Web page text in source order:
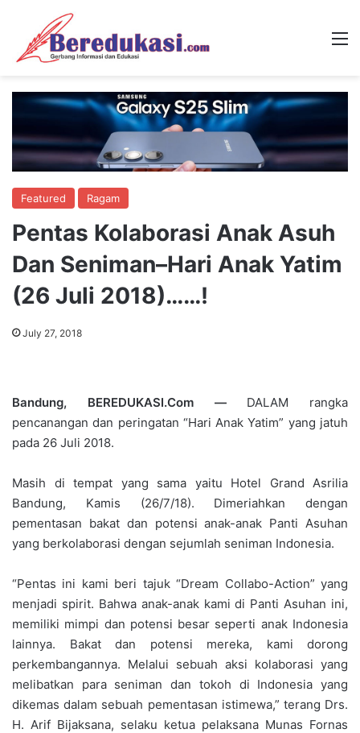
Featured Ragam
Pentas Kolaborasi Anak Asuh
Dan Seniman–Hari Anak Yatim
(26 Juli 2018)……!
July 27, 2018
Bandung, BEREDUKASI.Com —DALAM rangka
pencanangan dan peringatan “Hari Anak Yatim” yang jatuh
pada 26 Juli 2018.
Masih di tempat yang sama yaitu Hotel Grand Asrilia
Bandung, Kamis (26/7/18). Dimeriahkan dengan
pementasan bakat dan potensi anak-anak Panti Asuhan
yang berkolaborasi dengan sejumlah seniman Indonesia.
“Pentas ini kami beri tajuk “Dream Collabo-Action” yang
menjadi spirit. Bahwa anak-anak kami di Panti Asuhan ini,
memiliki mimpi dan potensi besar seperti anak Indonesia
lainnya. Bakat dan potensi mereka, kami dorong
perkembangannya. Melalui sebuah aksi kolaborasi yang
melibatkan para seniman dan tokoh di Indonesia yang
dikemas dalam sebuah pementasan istimewa,” terang Drs.
H. Arif Bijaksana, selaku ketua pelaksana Munas Fornas